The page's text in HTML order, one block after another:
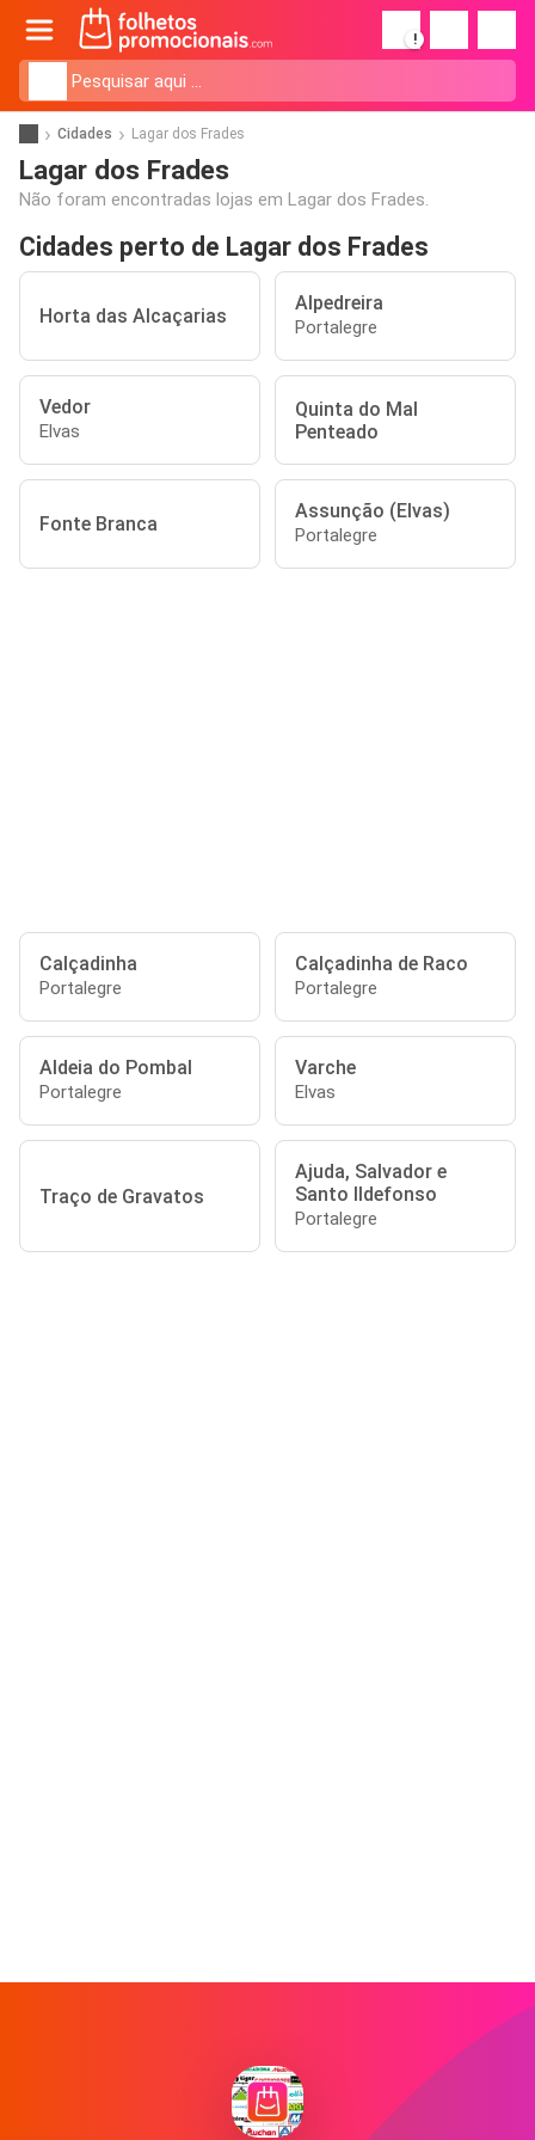
!
Cidades Lagar dos Frades
Lagar dos Frades
Não foram encontradas lojas em Lagar dos Frades.
Cidades perto de Lagar dos Frades
Horta das Alcaçarias
Alpedreira
Portalegre
Vedor
Elvas
Quinta do Mal
Penteado
Fonte Branca
Assunção (Elvas)
Portalegre
Calçadinha
Portalegre
Calçadinha de Raco
Portalegre
Aldeia do Pombal
Portalegre
Varche
Elvas
Traço de Gravatos
Ajuda, Salvador e
Santo Ildefonso
Portalegre